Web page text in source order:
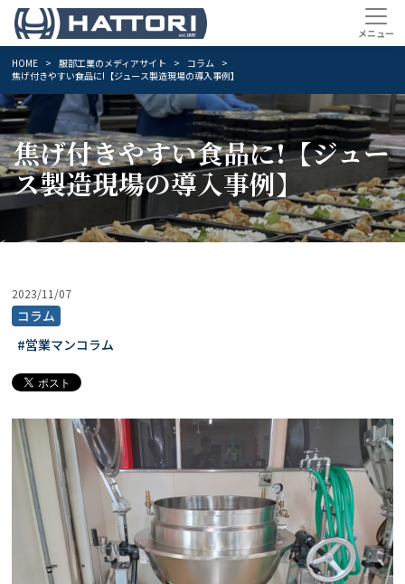
HOME 服部工業のメディアサイト
コラム
焦げ付きやすい食品に!【ジュース製造現場の導入事例】
焦げ付きやすい食品に!【ジュー
ス製造現場の導入事例】
2023/11/07
コラム
#営業マンコラム